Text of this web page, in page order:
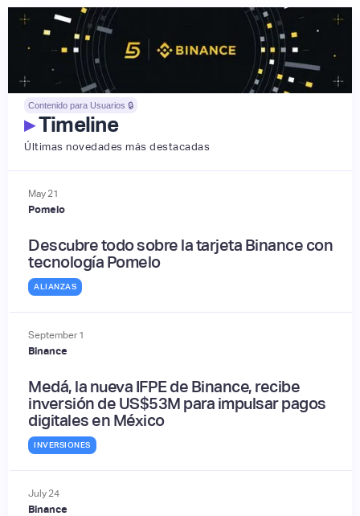
Contenido para Usuarios 🔒
▸Timeline
Últimas novedades más destacadas
May21
Pomelo
Descubre todo sobre la tarjeta Binance con
tecnología Pomelo
ALIANZAS
September 1
Binance
Medá, la nueva IFPE de Binance, recibe
inversión de US$53M para impulsar pagos
digitales en México
INVERSIONES
July24
Binance